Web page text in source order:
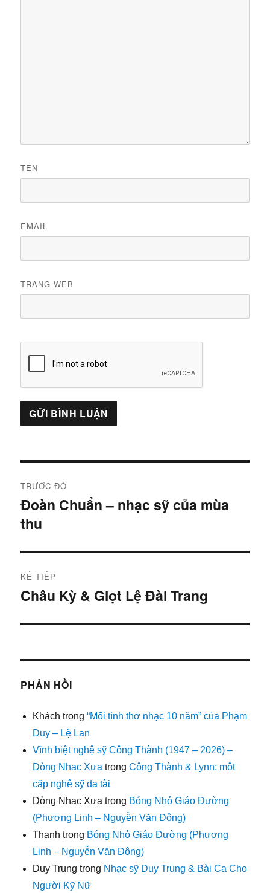
TÊN
EMAIL
TRANG WEB
hướng
bài
viết
TRƯỚC ĐÓ
Bài
trước:
Đoàn Chuẩn – nhạc sỹ của mùa
thu
KẾ TIẾP
Bài
Châu Kỳ & Giọt Lệ Đài Trang
PHẢN HỒI
Khách trong“Mối tình thơ nhạc 10 năm” của Phạm
Duy – Lệ Lan
Vĩnh biệt nghệ sỹ Công Thành (1947 – 2026) –
Dòng Nhạc Xưa trongCông Thành & Lynn: một
cặp nghệ sỹ đa tài
Dòng Nhạc Xưa trong Bóng Nhỏ Giáo Đường
(Phượng Linh – Nguyễn Văn Đông)
Thanh trong Bóng Nhỏ Giáo Đường (Phượng
Linh – Nguyễn Văn Đông)
Duy Trung trong Nhạc sỹ Duy Trung & Bài Ca Cho
Người Kỹ Nữ